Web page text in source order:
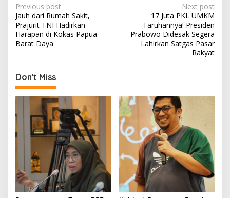
P
o
s
t
a
v
i
g
a
i
o
Previous post
Jauh dari Rumah Sakit,
Prajurit TNI Hadirkan
Harapan di Kokas Papua
Barat Daya
Next post
17 Juta PKL UMKM
Taruhannya! Presiden
Prabowo Didesak Segera
Lahirkan Satgas Pasar
Rakyat
Don't Miss